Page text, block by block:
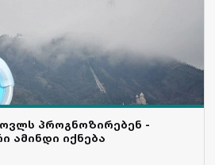
პროგნოზირებენ -
ამინდი იქნება